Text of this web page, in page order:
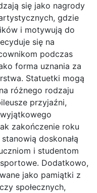
się jako nagrody
gdzie
i motywują do
się na
podczas
forma uznania za
Statuetki mogą
różnego rodzaju
przyjaźni,
zakończenie roku
doskonałą
i studentom
Dodatkowo,
jako pamiątki z
społecznych,